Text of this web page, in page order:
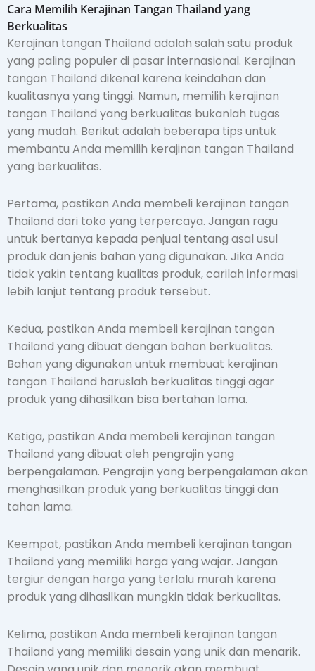
Cara Memilih Kerajinan Tangan Thailand yang
Berkualitas
Kerajinan tangan Thailand adalah salah satu produk
yang paling populer di pasar internasional. Kerajinan
tangan Thailand dikenal karena keindahan dan
kualitasnya yang tinggi. Namun, memilih kerajinan
tangan Thailand yang berkualitas bukanlah tugas
yang mudah. Berikut adalah beberapa tips untuk
membantu Anda memilih kerajinan tangan Thailand
yang berkualitas.
Pertama, pastikan Anda membeli kerajinan tangan
Thailand dari toko yang terpercaya. Jangan ragu
untuk bertanya kepada penjual tentang asal usul
produk dan jenis bahan yang digunakan. Jika Anda
tidak yakin tentang kualitas produk, carilah informasi
lebih lanjut tentang produk tersebut.
Kedua, pastikan Anda membeli kerajinan tangan
Thailand yang dibuat dengan bahan berkualitas.
Bahan yang digunakan untuk membuat kerajinan
tangan Thailand haruslah berkualitas tinggi agar
produk yang dihasilkan bisa bertahan lama.
Ketiga, pastikan Anda membeli kerajinan tangan
Thailand yang dibuat oleh pengrajin yang
berpengalaman. Pengrajin yang berpengalaman akan
menghasilkan produk yang berkualitas tinggi dan
tahan lama.
Keempat, pastikan Anda membeli kerajinan tangan
Thailand yang memiliki harga yang wajar. Jangan
tergiur dengan harga yang terlalu murah karena
produk yang dihasilkan mungkin tidak berkualitas.
Kelima, pastikan Anda membeli kerajinan tangan
Thailand yang memiliki desain yang unik dan menarik.